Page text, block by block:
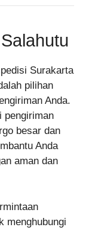
Surakarta
pilihan
Anda.
pengiriman
besar dan
Anda
aman dan
menghubungi